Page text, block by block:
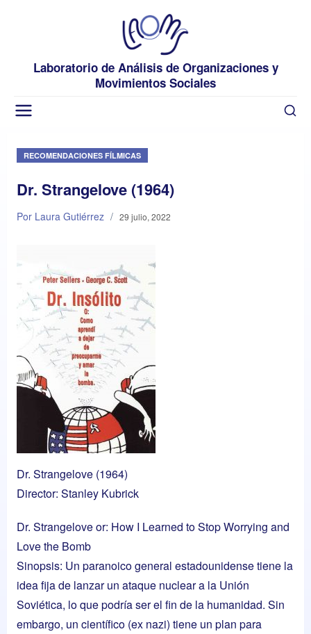
Laboratorio de Análisis de Organizaciones y
Movimientos Sociales
RECOMENDACIONES FÍLMICAS
Dr. Strangelove (1964)
Por Laura Gutiérrez / 29 julio, 2022
Dr. Strangelove (1964)
Director: Stanley Kubrick
Dr. Strangelove or: How I Learned to Stop Worrying and
Love the Bomb
Sinopsis: Un paranoico general estadounidense tiene la
idea fija de lanzar un ataque nuclear a la Unión
Soviética, lo que podría ser el fin de la humanidad. Sin
embargo, un científico (ex nazi) tiene un plan para